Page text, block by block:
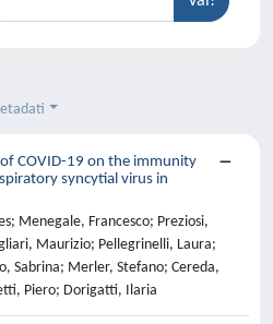
COVID-19 on the immunity
syncytial virus in
Menegale, Francesco; Preziosi,
Maurizio; Pellegrinelli, Laura;
Sabrina; Merler, Stefano; Cereda,
Piero; Dorigatti, Ilaria